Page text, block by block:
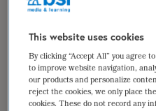
verhoogd risico hebben
Auteur(s):dr. ir. Hinke
Sandra Beijer,Getty
Schuitema,Mariël Klos,
Thijs,dr. ir. Michael Thieland,
This website uses cookies
By clicking “Accept All” you agree
to improve website navigation,
our products and personalize
reject the cookies, we only place
cookies. These do not record any